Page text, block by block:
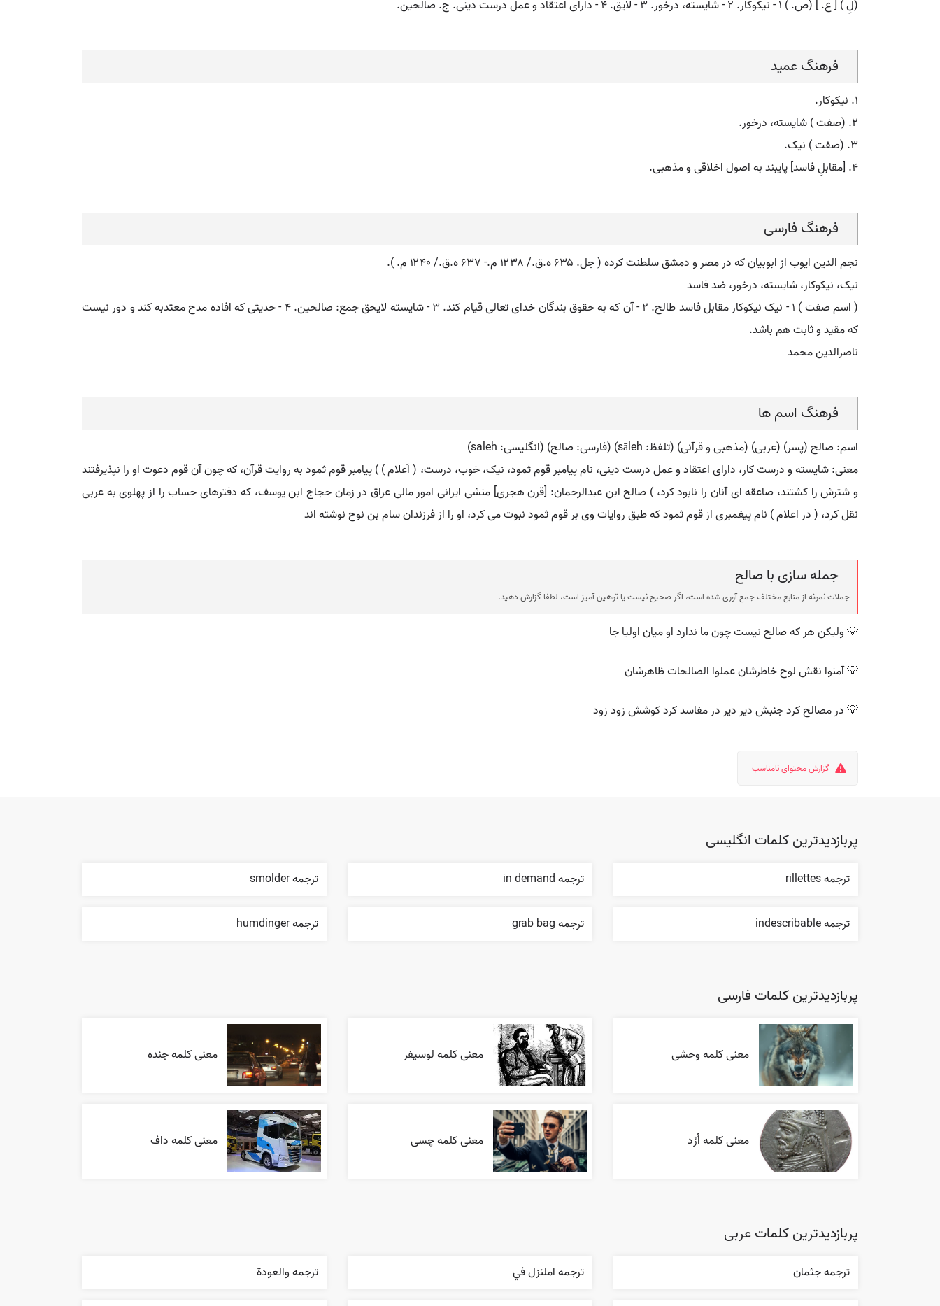
(لِ ) [ ع. ] (ص. ) ۱ - نیکوکار. ۲ - شایسته، درخور. ۳ - لایق. ۴ - دارای اعتقاد و عمل درست دینی. ج. صالحین.
فرهنگ عمید
۱. نیکوکار.
۲. (صفت ) شایسته، درخور.
۳. (صفت ) نیک.
۴. [مقابلِ فاسد] پایبند به اصول اخلاقی و مذهبی.
فرهنگ فارسی
نجم الدین ایوب از ابوبیان که در مصر و دمشق سلطنت کرده ( جل. ۶۳۵ ه.ق./ ۱۲۳۸ م.- ۶۳۷ ه.ق./ ۱۲۴٠ م. ).
نیک، نیکوکار، شایسته، درخور، ضد فاسد
( اسم صفت ) ۱ - نیک نیکوکار مقابل فاسد طالح. ۲ - آن که به حقوق بندگان خدای تعالی قیام کند. ۳ - شایسته لایحق جمع: صالحین. ۴ - حدیثی که افاده مدح معتدبه کند و دور نیست
که مقید و ثابت هم باشد.
ناصرالدین محمد
فرهنگ اسم ها
اسم: صالح (پسر) (عربی) (مذهبی و قرآنی) (تلفظ: sāleh) (فارسی: صالح) (انگلیسی: saleh)
معنی: شایسته و درست کار، دارای اعتقاد و عمل درست دینی، نام پیامبر قوم ثمود، نیک، خوب، درست، ( اَعلام ) ) پیامبر قوم ثمود به روایت قرآن، که چون آن قوم دعوت او را نپذیرفتند
و شترش را کشتند، صاعقه ای آنان را نابود کرد، ) صالح ابن عبدالرحمان: [قرن هجری] منشی ایرانی امور مالی عراق در زمان حجاج ابن یوسف، که دفترهای حساب را از پهلوی به عربی
نقل کرد، ( در اعلام ) نام پیغمبری از قوم ثمود که طبق روایات وی بر قوم ثمود نبوت می کرد، او را از فرزندان سام بن نوح نوشته اند
جمله سازی با صالح
جملات نمونه از منابع مختلف جمع آوری شده است، اگر صحیح نیست یا توهین آمیز است، لطفا گزارش دهید.
💡 ولیکن هر که صالح نیست چون ما ندارد او میان اولیا جا
💡 آمنوا نقش لوح خاطرشان عملوا الصالحات ظاهرشان
💡 در مصالح کرد جنبش دیر دیر در مفاسد کرد کوشش زود زود
گزارش محتوای نامناسب
پربازدیدترین کلمات انگلیسی
ترجمه rillettes ترجمه in demand ترجمه smolder
ترجمه indescribable ترجمه grab bag ترجمه humdinger
پربازدیدترین کلمات فارسی
معنی کلمه وحشی معنی کلمه لوسیفر معنی کلمه جنده
معنی کلمه اُرُد معنی کلمه چسی معنی کلمه داف
پربازدیدترین کلمات عربی
ترجمه جثمان ترجمه املنزل في ترجمه والعودة